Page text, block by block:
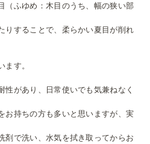
（ふゆめ：木目のうち、幅の狭い部
りすることで、柔らかい夏目が削れ
ます。
性があり、日常使いでも気兼ねなく
お持ちの方も多いと思いますが、実
剤で洗い、水気を拭き取ってからお